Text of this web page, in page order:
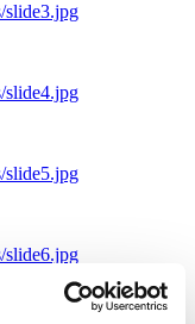
slide3.jpg
slide4.jpg
slide5.jpg
slide6.jpg